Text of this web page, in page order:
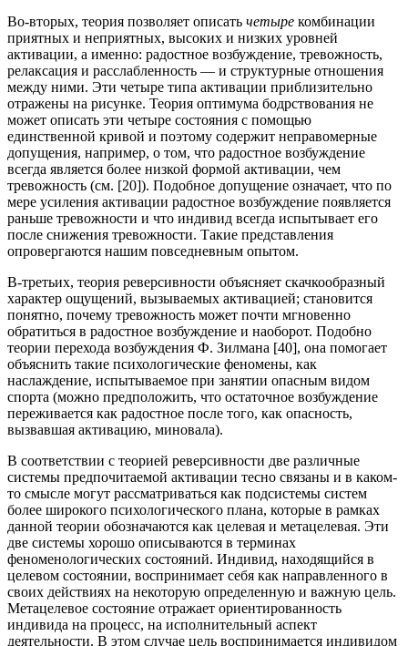
Во-вторых, теория позволяет описать четыре комбинации
приятных и неприятных, высоких и низких уровней
активации, а именно: радостное возбуждение, тревожность,
релаксация и расслабленность — и структурные отношения
между ними. Эти четыре типа активации приблизительно
отражены на рисунке. Теория оптимума бодрствования не
может описать эти четыре состояния с помощью
единственной кривой и поэтому содержит неправомерные
допущения, например, о том, что радостное возбуждение
всегда является более низкой формой активации, чем
тревожность (см. [20]). Подобное допущение означает, что по
мере усиления активации радостное возбуждение появляется
раньше тревожности и что индивид всегда испытывает его
после снижения тревожности. Такие представления
опровергаются нашим повседневным опытом.
В-третьих, теория реверсивности объясняет скачкообразный
характер ощущений, вызываемых активацией; становится
понятно, почему тревожность может почти мгновенно
обратиться в радостное возбуждение и наоборот. Подобно
теории перехода возбуждения Ф. Зилмана [40], она помогает
объяснить такие психологические феномены, как
наслаждение, испытываемое при занятии опасным видом
спорта (можно предположить, что остаточное возбуждение
переживается как радостное после того, как опасность,
вызвавшая активацию, миновала).
В соответствии с теорией реверсивности две различные
системы предпочитаемой активации тесно связаны и в каком-
то смысле могут рассматриваться как подсистемы систем
более широкого психологического плана, которые в рамках
данной теории обозначаются как целевая и метацелевая. Эти
две системы хорошо описываются в терминах
феноменологических состояний. Индивид, находящийся в
целевом состоянии, воспринимает себя как направленного в
своих действиях на некоторую определенную и важную цель.
Метацелевое состояние отражает ориентированность
индивида на процесс, на исполнительный аспект
деятельности. В этом случае цель воспринимается индивидом